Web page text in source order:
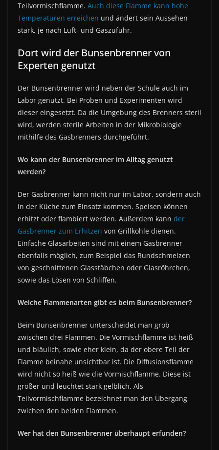
Teilvormischflamme. Auch diese Flamme kann hohe
Temperaturen erreichen und ändert sein Aussehen
stark, je nach Luft- und Gaszufuhr.
Dort wird der Bunsenbrenner von
Experten genutzt
Der Bunsenbrenner wird neben der Schule auch im
Labor genutzt. Bei Proben und Experimenten wird
dieser eingesetzt. Da die Umgebung des Brenners steril
wird, werden sterile Arbeiten in der Mikrobiologie
mithilfe des Gasbrenners durchgeführt.
Wo kann der Bunsenbrenner im Alltag genutzt
werden?
Der Gasbrenner kann nicht nur im Labor, sondern auch
in der Küche zum Einsatz kommen. Speisen können
erhitzt oder flambiert werden. Außerdem kann der
Gasbrenner zum Erhitzen von Grillkohle dienen.
Einfache Glasarbeiten sind mit einem Gasbrenner
ebenfalls möglich, zum Beispiel das Rundschmelzen
von geschnittenen Glasstäbchen oder Glasröhrchen,
sowie das Lösen von Schliffen.
Welche Flammenarten gibt es beim Bunsenbrenner?
Beim Bunsenbrenner unterscheidet man grob
zwischen drei Flammen. Die Vormischflamme ist heiß
und bläulich, sowie eher klein, da der obere Teil der
Flamme beinahe unsichtbar ist. Die Diffusionsflamme
wird nicht so heiß wie die Vormischflamme. Diese ist
größer und leuchtet stark gelblich. Als
Teilvormischflamme bezeichnet man den Übergang
zwichen den beiden Flammen.
Wer hat den Bunsenbrenner überhaupt erfunden?